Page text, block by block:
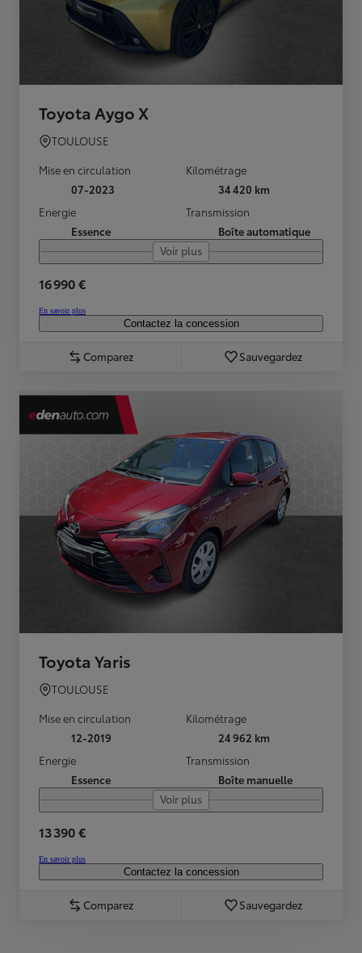
Toyota Aygo X
TOULOUSE
Mise en circulation
07-2023
Kilométrage
34 420 km
Energie
Essence
Transmission
Boîte automatique
Voir plus
16 990 €
En savoir plus
Contactez la concession
Comparez Sauvegardez
Toyota Yaris
TOULOUSE
Mise en circulation
12-2019
Kilométrage
24 962 km
Energie
Essence
Transmission
Boîte manuelle
Voir plus
13 390 €
En savoir plus
Contactez la concession
Comparez Sauvegardez